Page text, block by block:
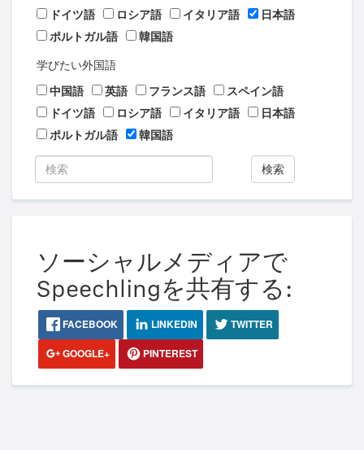
ドイツ語
ロシア語 イタリア語
日本語
ポルトガル語
韓国語
学びたい外国語
中国語
英語 フランス語
スペイン語
ドイツ語
ロシア語 イタリア語
日本語
ポルトガル語
韓国語
検索
ソーシャルメディアで
Speechlingを共有する:
FACEBOOK LINKEDIN
TWITTER
GOOGLE+
PINTEREST